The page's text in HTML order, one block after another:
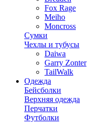
Fox Rage
Meiho
Moncross
Сумки
Чехлы и тубусы
Daiwa
Garry Zonter
TailWalk
Одежда
Бейсболки
Верхняя одежда
Перчатки
Футболки